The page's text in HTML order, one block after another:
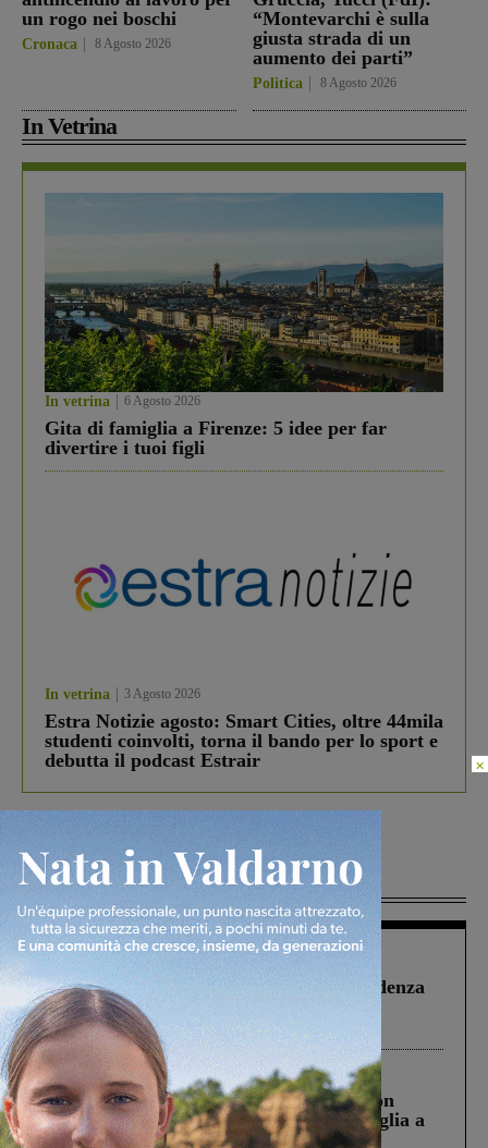
un rogo nei boschi
Cronaca 8 Agosto 2026
“Montevarchi è sulla
giusta strada di un
aumento dei parti”
Politica 8 Agosto 2026
In Vetrina
In vetrina 6 Agosto 2026
Gita di famiglia a Firenze: 5 idee per far
divertire i tuoi figli
In vetrina 3 Agosto 2026
Estra Notizie agosto: Smart Cities, oltre 44mila
studenti coinvolti, torna il bando per lo sport e
debutta il podcast Estrair
Più lette
Figline Incisa Valdarno 1 Agosto 2026
Piscina di Figline finanziata oltre la scadenza
Pnrr, il gruppo di Fratelli d’Italia: “Un
ringraziamento al Governo”
Cronaca 3 Agosto 2026
Scomparso da una struttura di Castiglion
Fiorentino l’uomo che aveva ucciso la figlia a
Levane nel 2020
×